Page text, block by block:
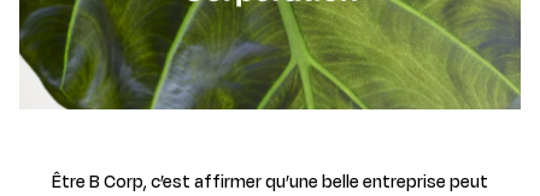
Être B Corp, c’est affirmer qu’une belle entreprise peut